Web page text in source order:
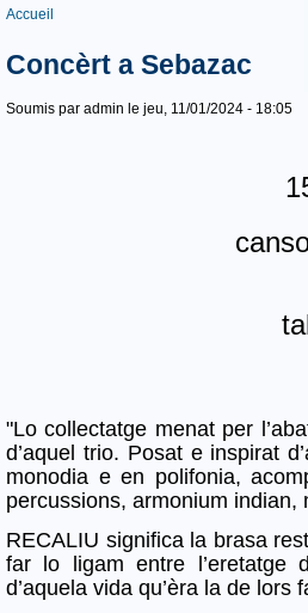
Vous êtes ici
Accueil
Concèrt a Sebazac
Soumis par admin le jeu, 11/01/2024 - 18:05
"Lo collectatge menat per
d’aquel trio. Posat e inspirat
monodia e en polifonia,
percussions, armonium indian,
RECALIU significa la brasa
far lo ligam entre l’eretatge
d’aquela vida qu’èra la de